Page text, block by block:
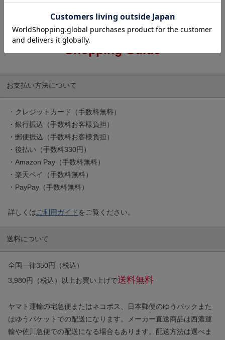
Shopping Guide
お支払い方法について
・クレジットカード（手数料無料）
・銀行振込（手数料お客様負担）
・郵便振込（手数料お客様負担）
・後払い（手数料330円）
・Amazon Pay（手数料無料）
・楽天ペイ（手数料無料）
・PayPay（手数料無料）
詳しくは ご利用ガイド をご覧ください。
送料について
全国一律350円（税込）
3,980円（税込）以上お買い上げで送料無料
ヤマト運輸の宅急便またはネコポス、日本郵便のゆうパックまた
はゆうパケットでの配送になります。メーカー直送商品は西濃運
輸や佐川急便での配送になる場合もあります。配送方法は選べま